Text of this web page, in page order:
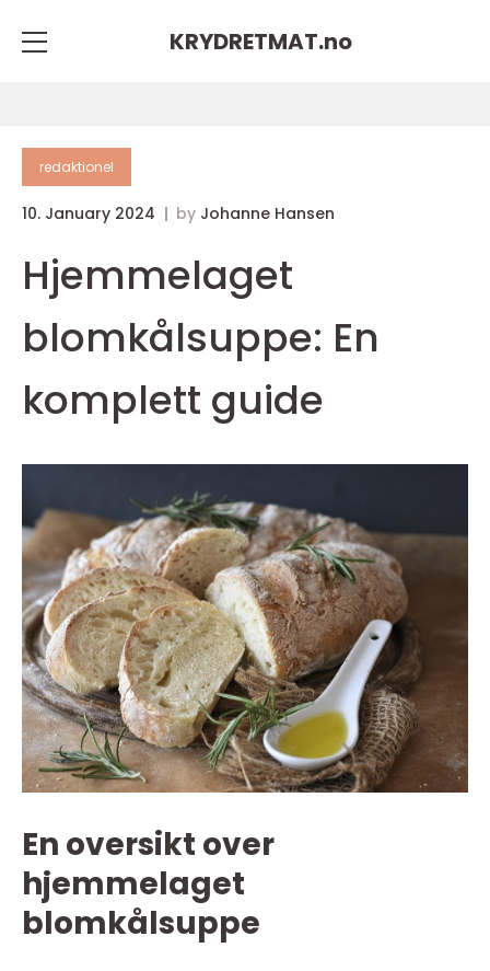
KRYDRETMAT.no
redaktionel
10. January 2024 by Johanne Hansen
Hjemmelaget
blomkålsuppe: En
komplett guide
En oversikt over
hjemmelaget
blomkålsuppe